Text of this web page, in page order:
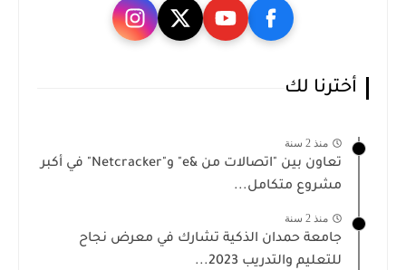
أخترنا لك
منذ 2 سنة
تعاون بين "اتصالات من &e" و"Netcracker" في أكبر
مشروع متكامل...
منذ 2 سنة
جامعة حمدان الذكية تشارك في معرض نجاح
للتعليم والتدريب 2023...